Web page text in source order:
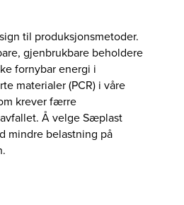
til produksjonsmetoder.
gjenbrukbare beholdere
fornybar energi i
materialer (PCR) i våre
krever færre
Å velge Sæplast
mindre belastning på